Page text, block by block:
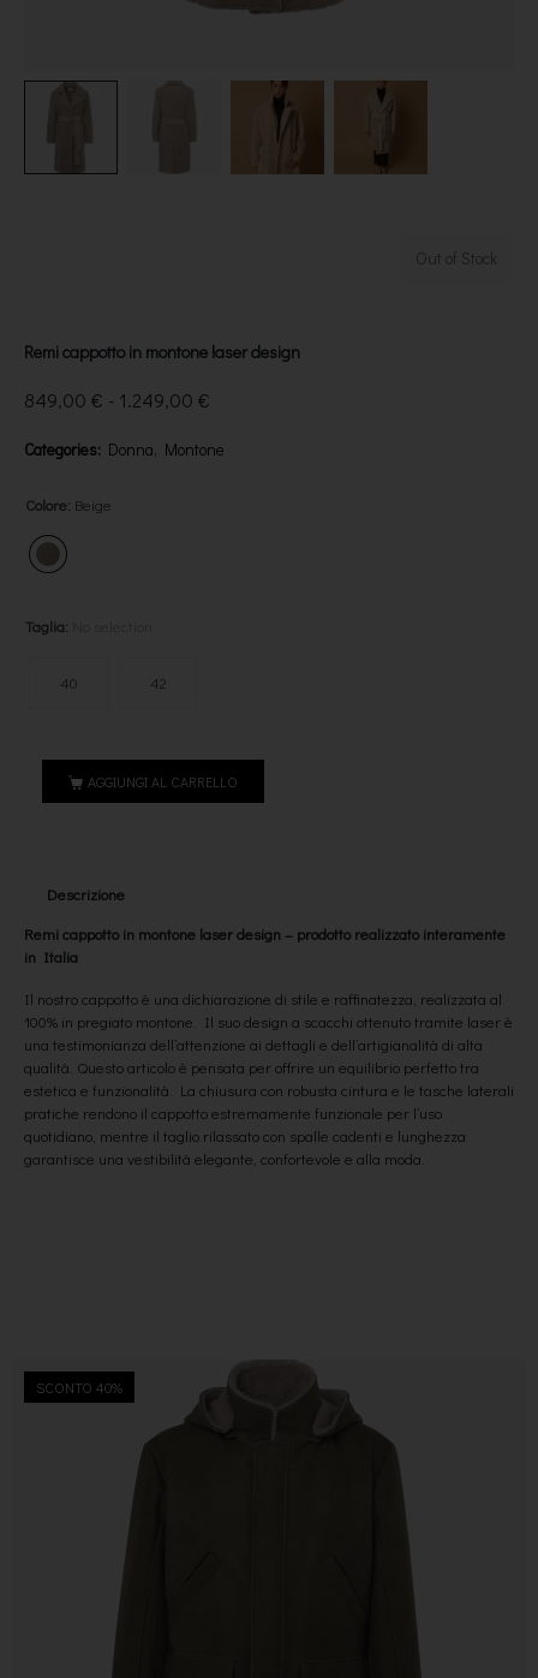
Out of Stock
Remi cappotto in montone laser design
849,00 € - 1.249,00 €
Categories: Donna, Montone
Colore: Beige
Taglia:
40 42
AGGIUNGI AL CARRELLO
Descrizione
Remi cappotto in montone laser design – prodotto realizzato interamente
in Italia
Il nostro cappotto è una dichiarazione di stile e raffinatezza, realizzata al
100% in pregiato montone. Il suo design a scacchi ottenuto tramite laser è
una testimonianza dell’attenzione ai dettagli e dell’artigianalità di alta
qualità. Questo articolo è pensata per offrire un equilibrio perfetto tra
estetica e funzionalità. La chiusura con robusta cintura e le tasche laterali
pratiche rendono il cappotto estremamente funzionale per l’uso
quotidiano, mentre il taglio rilassato con spalle cadenti e lunghezza
garantisce una vestibilità elegante, confortevole e alla moda.
SCONTO 40%